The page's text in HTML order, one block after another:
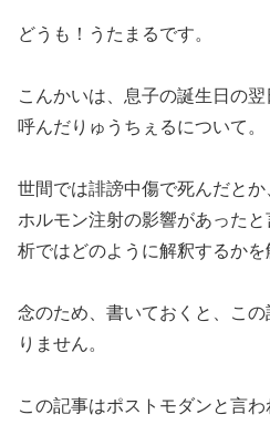
どうも！うたまるです。
こんかいは、息子の誕生日の
呼んだりゅうちぇるについて。
世間では誹謗中傷で死んだとか
ホルモン注射の影響があった
析ではどのように解釈するかを
念のため、書いておくと、こ
りません。
この記事はポストモダンと言